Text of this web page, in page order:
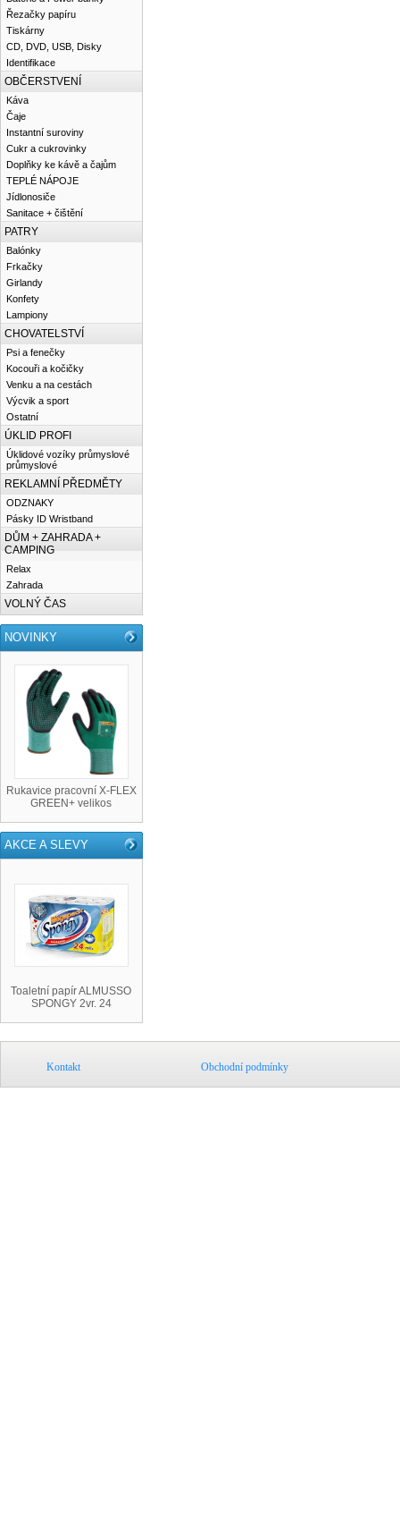
Řezačky papíru
Tiskárny
CD, DVD, USB, Disky
Identifikace
OBČERSTVENÍ
Káva
Čaje
Instantní suroviny
Cukr a cukrovinky
Doplňky ke kávě a čajům
TEPLÉ NÁPOJE
Jídlonosiče
Sanitace + čištění
PATRY
Balónky
Frkačky
Girlandy
Konfety
Lampiony
CHOVATELSTVÍ
Psi a fenečky
Kocouři a kočičky
Venku a na cestách
Výcvik a sport
Ostatní
ÚKLID PROFI
Úklidové vozíky průmyslové
průmyslové
REKLAMNÍ PŘEDMĚTY
ODZNAKY
Pásky ID Wristband
DŮM + ZAHRADA +
CAMPING
Relax
Zahrada
VOLNÝ ČAS
NOVINKY
Rukavice pracovní X-FLEX
GREEN+ velikos
AKCE A SLEVY
Toaletní papír ALMUSSO
SPONGY 2vr. 24
Obchodní podmínky
Kontakt